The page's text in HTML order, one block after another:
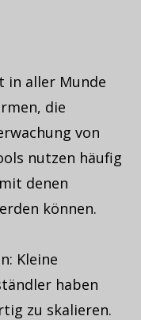
in aller Munde
die
von
nutzen häufig
denen
können.
Kleine
haben
zu skalieren.